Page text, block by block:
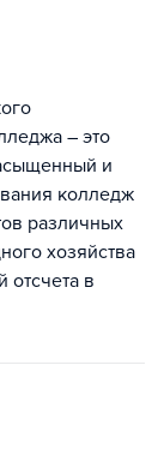
– это
и
колледж
различных
хозяйства
отсчета в